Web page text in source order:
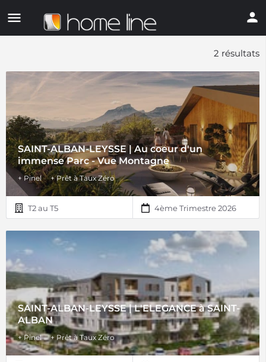
2 résultats
SAINT-ALBAN-LEYSSE | Au coeur d'un
immense Parc - Vue Montagne
+ Pinel + Prêt à Taux Zéro
T2 au T5 4ème Trimestre 2026
SAINT-ALBAN-LEYSSE | L'ELEGANCE à SAINT-
ALBAN
+ Pinel + Prêt à Taux Zéro